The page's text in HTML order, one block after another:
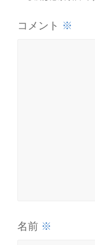
コメント ※
名前 ※